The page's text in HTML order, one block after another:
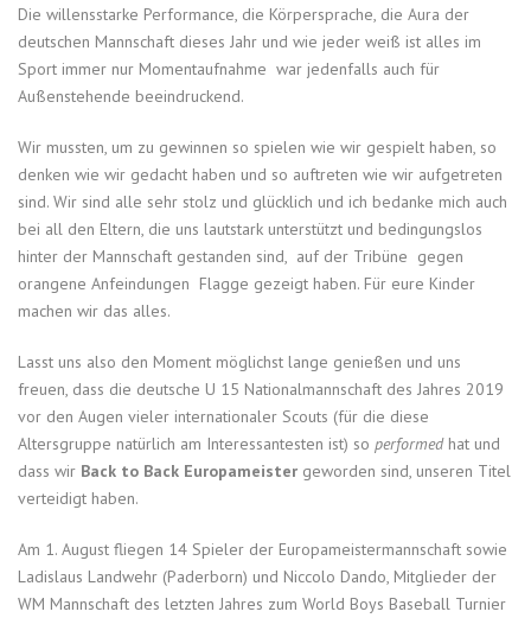
Die willensstarke Performance, die Körpersprache, die Aura der
deutschen Mannschaft dieses Jahr und wie jeder weiß ist alles im
Sport immer nur Momentaufnahme war jedenfalls auch für
Außenstehende beeindruckend.
Wir mussten, um zu gewinnen so spielen wie wir gespielt haben, so
denken wie wir gedacht haben und so auftreten wie wir aufgetreten
sind. Wir sind alle sehr stolz und glücklich und ich bedanke mich auch
bei all den Eltern, die uns lautstark unterstützt und bedingungslos
hinter der Mannschaft gestanden sind, auf der Tribüne gegen
orangene Anfeindungen Flagge gezeigt haben. Für eure Kinder
machen wir das alles.
Lasst uns also den Moment möglichst lange genießen und uns
freuen, dass die deutsche U 15 Nationalmannschaft des Jahres 2019
vor den Augen vieler internationaler Scouts (für die diese
Altersgruppe natürlich am Interessantesten ist) so performed hat und
dass wir Back to Back Europameister geworden sind, unseren Titel
verteidigt haben.
Am 1. August fliegen 14 Spieler der Europameistermannschaft sowie
Ladislaus Landwehr (Paderborn) und Niccolo Dando, Mitglieder der
WM Mannschaft des letzten Jahres zum World Boys Baseball Turnier